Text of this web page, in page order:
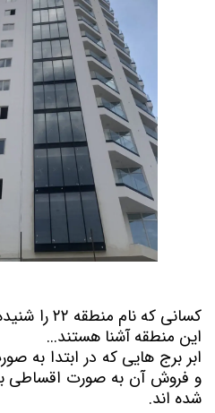
کسانی که
این منطقه آشنا هستند...
ابر برج هایی که در ابتدا به
و فروش آن به صورت اقساطی
شده اند.